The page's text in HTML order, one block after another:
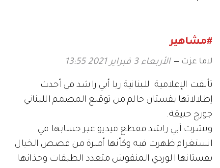
#مشاهير
لاما عزت الأربعاء 3 فبراير 2021 13:55
تألقت الإعلامية اللبنانية ريا أبي راشد في أحدث
إطلالاتها بفستان حالم من توقيع المصمم اللبناني
جورج حبيقة.
ونشرت أبي راشد مقطع فيديو عبر حسابها في
انستغرام ظهرت فيه وكأنها أميرة من قصص الخيال
بفستانها الوردي المنفوش متعدد الطبقات وحذائها